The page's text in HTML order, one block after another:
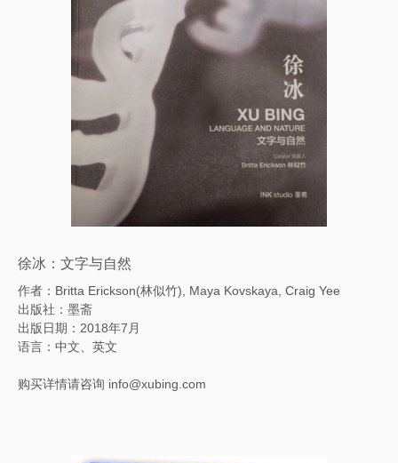
徐冰：文字与自然
作者：Britta Erickson(林似竹), Maya Kovskaya, Craig Yee
出版社：墨斋
出版日期：2018年7月
语言：中文、英文
购买详情请咨询 info@xubing.com